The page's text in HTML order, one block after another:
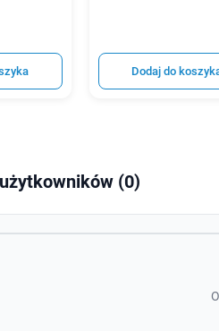
Dodaj do
(0)